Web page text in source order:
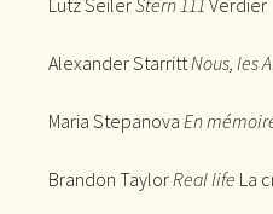
Lutz SeilerStern 111 Verdier
Alexander StarrittNous, les
Maria Stepanova En
Brandon TaylorReal life La